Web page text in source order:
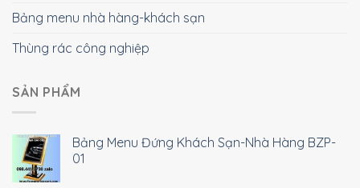
Bảng menu nhà hàng-khách sạn
Thùng rác công nghiệp
SẢN PHẨM
Bảng Menu Đứng Khách Sạn-Nhà Hàng BZP-
01